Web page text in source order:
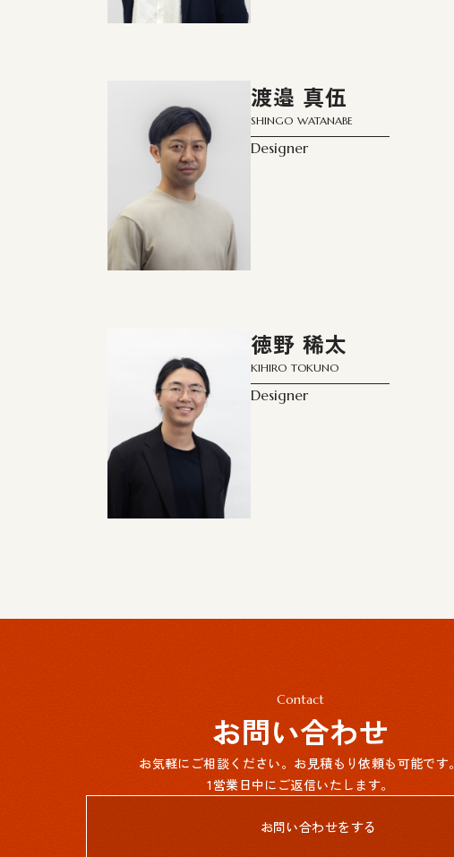
渡邉 真伍
SHINGO WATANABE
Designer
徳野 稀太
KIHIRO TOKUNO
Designer
Contact
お問い合わせ
お気軽にご相談ください。お見積もり依頼も可能です。
1営業日中にご返信いたします。
お問い合わせをする